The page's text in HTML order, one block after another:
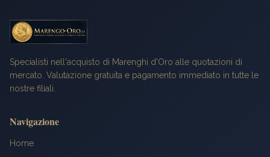
Specialisti nell'acquisto di Marenghi d'Oro alle quotazioni di
mercato. Valutazione gratuita e pagamento immediato in tutte le
nostre filiali.
Navigazione
Home